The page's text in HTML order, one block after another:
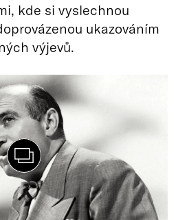
kde si vyslechnou
ukazováním
výjevů.